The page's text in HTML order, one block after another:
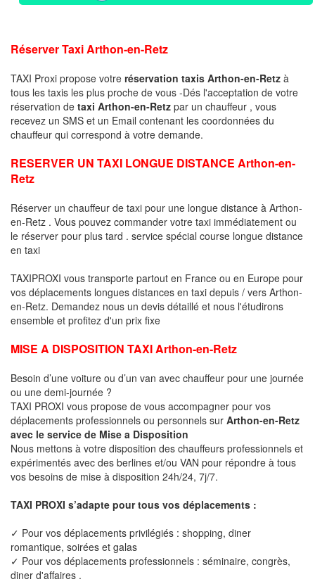
Réserver Taxi Arthon-en-Retz
TAXI Proxi propose votre réservation taxis Arthon-en-Retz à
tous les taxis les plus proche de vous -Dés l'acceptation de votre
réservation de taxi Arthon-en-Retz par un chauffeur , vous
recevez un SMS et un Email contenant les coordonnées du
chauffeur qui correspond à votre demande.
RESERVER UN TAXI LONGUE DISTANCE Arthon-en-
Retz
Réserver un chauffeur de taxi pour une longue distance à Arthon-
en-Retz . Vous pouvez commander votre taxi immédiatement ou
le réserver pour plus tard . service spécial course longue distance
en taxi
TAXIPROXI vous transporte partout en France ou en Europe pour
vos déplacements longues distances en taxi depuis / vers Arthon-
en-Retz. Demandez nous un devis détaillé et nous l'étudirons
ensemble et profitez d'un prix fixe
MISE A DISPOSITION TAXI Arthon-en-Retz
Besoin d’une voiture ou d’un van avec chauffeur pour une journée
ou une demi-journée ?
TAXI PROXI vous propose de vous accompagner pour vos
déplacements professionnels ou personnels sur Arthon-en-Retz
avec le service de Mise a Disposition
Nous mettons à votre disposition des chauffeurs professionnels et
expérimentés avec des berlines et/ou VAN pour répondre à tous
vos besoins de mise à disposition 24h/24, 7j/7.
TAXI PROXI s’adapte pour tous vos déplacements :
✓ Pour vos déplacements privilégiés : shopping, diner
romantique, soirées et galas
✓ Pour vos déplacements professionnels : séminaire, congrès,
diner d'affaires .